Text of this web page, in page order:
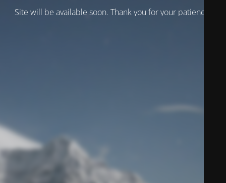
Site will be available soon. Thank you for your patience!